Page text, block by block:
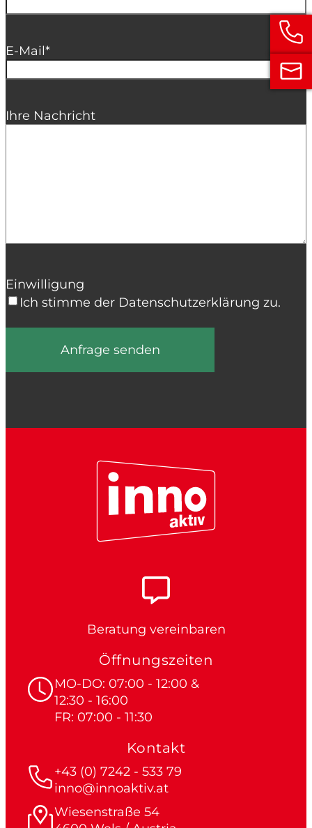
E-Mail*
Ihre Nachricht
Einwilligung
Ich stimme der Datenschutzerklärung zu.
Beratung vereinbaren
Öffnungszeiten
MO-DO: 07:00 - 12:00 &
12:30 - 16:00
FR: 07:00 - 11:30
Kontakt
+43 (0) 7242 - 533 79
inno@innoaktiv.at
Wiesenstraße 54